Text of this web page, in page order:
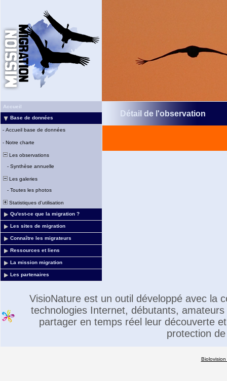
Accueil
Base de données
- Accueil base de données
- Notre charte
Les observations
- Synthèse annuelle
Les galeries
- Toutes les photos
Statistiques d'utilisation
Qu'est-ce que la migration ?
Les sites de migration
Connaître les migrateurs
Ressources et liens
La mission migration
Les partenaires
Détail de l'observation
VisioNature est un outil développé avec la
technologies Internet, débutants,
partager en temps réel leur découverte
protection
Biolovision